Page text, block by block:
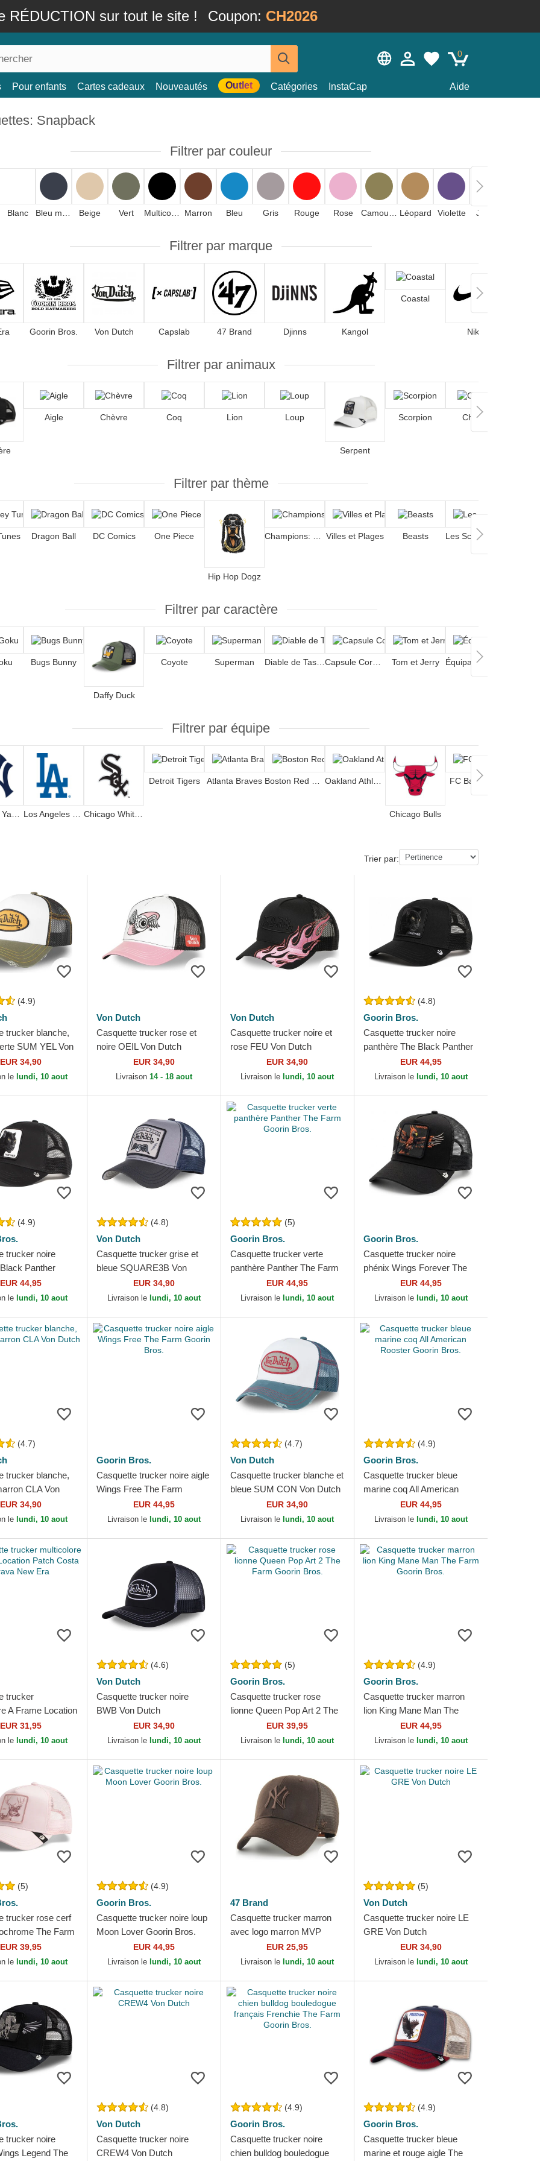
RÉDUCTION sur tout le site ! Coupon: CH2026
0
Pour enfants Cartes cadeaux Nouveautés Outlet Catégories InstaCap Aide
Snapback
Filtrer par couleur
Blanc Beige Vert Marron Bleu Gris Rouge Rose Léopard Violette Jaune
Filtrer par marque
Goorin Bros. Von Dutch Capslab 47 Brand Djinns Kangol
Coastal
Nike
Filtrer par animaux
Aigle Chèvre Coq Lion Loup
Serpent
Scorpion Cheval
Filtrer par thème
Dragon Ball DC Comics One Piece
Hip Hop Dogz
Champions: Olive et Tom Villes et Plages Beasts
Filtrer par caractère
Bugs Bunny
Daffy Duck
Coyote Superman Diable de Tasmanie Capsule Corporation Tom et Jerry
Filtrer par équipe
Detroit Tigers Atlanta Braves Boston Red Sox Oakland Athletics
Chicago Bulls
FC Barcelona
Trier par:
(4.9)
trucker blanche,
SUM YEL Von
EUR 34,90
le lundi, 10 aout
Von Dutch
Casquette trucker rose et
noire OEIL Von Dutch
EUR 34,90
Livraison 14 - 18 aout
Von Dutch
Casquette trucker noire et
rose FEU Von Dutch
EUR 34,90
Livraison le lundi, 10 aout
(4.8)
Goorin Bros.
Casquette trucker noire
panthère The Black Panther
Core Combo The Farm
Goorin Bros.
EUR 44,95
Livraison le lundi, 10 aout
(4.9)
trucker noire
Panther
EUR 44,95
le lundi, 10 aout
(4.8)
Von Dutch
Casquette trucker grise et
bleue SQUARE3B Von
EUR 34,90
Livraison le lundi, 10 aout
(5)
Goorin Bros.
Casquette trucker verte
panthère Panther The Farm
Goorin Bros.EUR 44,95
Livraison le lundi, 10 aout
Goorin Bros.
Casquette trucker noire
phénix Wings Forever The
Farm Goorin Bros.
EUR 44,95
Livraison le lundi, 10 aout
(4.7)
trucker blanche,
CLA Von
EUR 34,90
le lundi, 10 aout
Goorin Bros.
Casquette trucker noire aigle
Wings Free The Farm
Goorin Bros.EUR 44,95
Livraison le lundi, 10 aout
(4.7)
Von Dutch
Casquette trucker blanche et
bleue SUM CON Von Dutch
EUR 34,90
Livraison le lundi, 10 aout
(4.9)
Goorin Bros.
Casquette trucker bleue
marine coq All American
Rooster Goorin Bros.
EUR 44,95
Livraison le lundi, 10 aout
trucker
A Frame Location
Brava New Era
EUR 31,95
le lundi, 10 aout
(4.6)
Von Dutch
Casquette trucker noire
BWB Von Dutch
EUR 34,90
Livraison le lundi, 10 aout
(5)
Goorin Bros.
Casquette trucker rose
lionne Queen Pop Art 2 The
Farm Goorin Bros.
EUR 39,95
Livraison le lundi, 10 aout
(4.9)
Goorin Bros.
Casquette trucker marron
lion King Mane Man The
Farm Goorin Bros.
EUR 44,95
Livraison le lundi, 10 aout
(5)
trucker rose cerf
The Farm
EUR 39,95
le lundi, 10 aout
(4.9)
Goorin Bros.
Casquette trucker noire loup
Moon Lover Goorin Bros.
EUR 44,95
Livraison le lundi, 10 aout
47 Brand
Casquette trucker marron
avec logo marron MVP
Branson New York Yankees
MLB 47 Brand
EUR 25,95
Livraison le lundi, 10 aout
(5)
Von Dutch
Casquette trucker noire LE
GRE Von Dutch
EUR 34,90
Livraison le lundi, 10 aout
trucker noire
Legend The
(4.8)
Von Dutch
Casquette trucker noire
CREW4 Von Dutch
(4.9)
Goorin Bros.
Casquette trucker noire
chien bulldog bouledogue
(4.9)
Goorin Bros.
Casquette trucker bleue
marine et rouge aigle The